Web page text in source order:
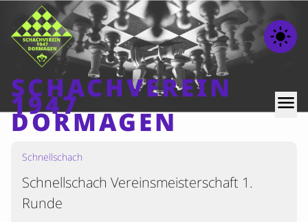
light_mode
SCHACHVEREIN
1947
DORMAGEN
menu
Home
Beiträge
Mannschaften
Schnellschach
Schnellschach Vereinsmeisterschaft 1.
Runde